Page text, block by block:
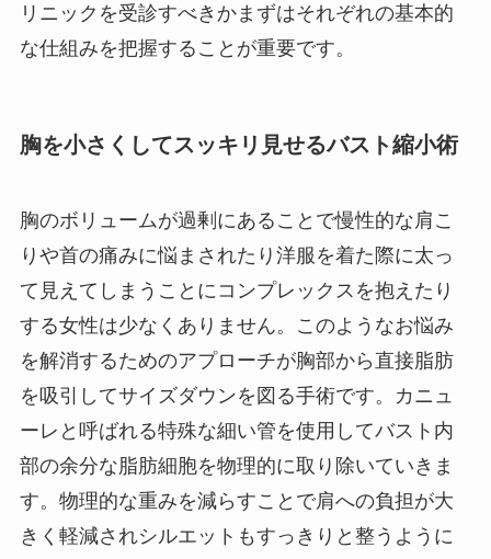
リニックを受診すべきかまずはそれぞれの基本的
な仕組みを把握することが重要です。
胸を小さくしてスッキリ見せるバスト縮小術
胸のボリュームが過剰にあることで慢性的な肩こ
りや首の痛みに悩まされたり洋服を着た際に太っ
て見えてしまうことにコンプレックスを抱えたり
する女性は少なくありません。このようなお悩み
を解消するためのアプローチが胸部から直接脂肪
を吸引してサイズダウンを図る手術です。カニュ
ーレと呼ばれる特殊な細い管を使用してバスト内
部の余分な脂肪細胞を物理的に取り除いていきま
す。物理的な重みを減らすことで肩への負担が大
きく軽減されシルエットもすっきりと整うように